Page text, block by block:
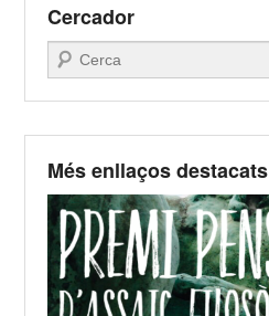
Cercador
Search
Més enllaços destacats